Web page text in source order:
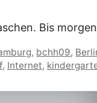
Bis
, bchh09,
, Internet,